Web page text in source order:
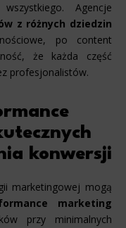
Agencje
z różnych dziedzin
po content
że każda część
profesjonalistów.
konwersji
marketingowej mogą
marketing
przy minimalnych